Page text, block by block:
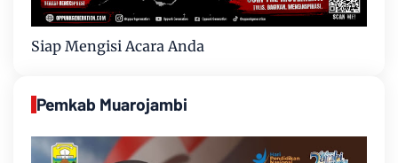
Siap Mengisi Acara Anda
Pemkab Muarojambi